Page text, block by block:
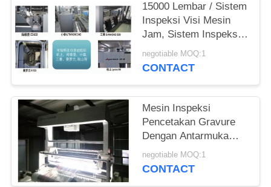
15000 Lembar / Sistem
Inspeksi Visi Mesin
Jam, Sistem Inspeksi
Web Sempit
negotiable MOQ:1
CONTACT
Mesin Inspeksi
Pencetakan Gravure
Dengan Antarmuka
Yang Ramah Pengguna
negotiable MOQ:1
CONTACT